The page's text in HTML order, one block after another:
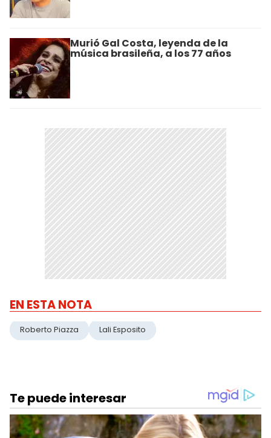
Murió Gal Costa, leyenda de la
música brasileña, a los 77 años
EN ESTA NOTA
Roberto Piazza Lali Esposito